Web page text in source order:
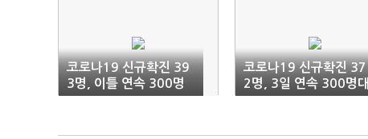
코로나19 신규확진 39
3명, 이틀 연속 300명
대
코로나19 신규확진 37
2명, 3일 연속 300명대